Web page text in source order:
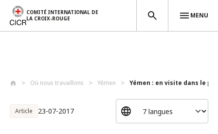
COMITÉ INTERNATIONAL DE
LA CROIX-ROUGE
MENU
Où nous travaillons Yémen Yémen : en visite dans le
Article 23-07-2017